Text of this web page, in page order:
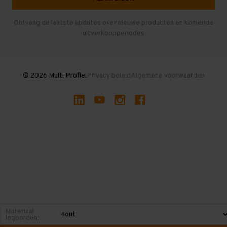
Gebruikte entresolvloeren
Ontvang de laatste updates over nieuwe producten en komende
uitverkoopperiodes
© 2026 Multi ProfielPrivacy beleidAlgemene voorwaarden
Materiaal
legborden: